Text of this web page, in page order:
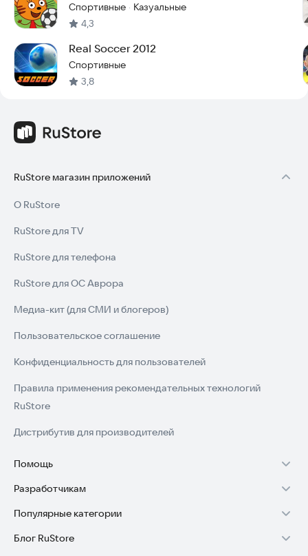
Спортивные · Казуальные
4,3
Real Soccer 2012
Спортивные
3,8
RuStore магазин приложений
О RuStore
RuStore для TV
RuStore для телефона
RuStore для ОС Аврора
Медиа-кит (для СМИ и блогеров)
Пользовательское соглашение
Конфиденциальность для пользователей
Правила применения рекомендательных технологий
RuStore
Дистрибутив для производителей
Помощь
Установка RuStore на TV
Установка RuStore на телефон
Установка RuStore в машину
Разработчикам
Зарабатывать с RuStore
Стать разработчиком
Популярные категории
Игры для Android
Блог RuStore